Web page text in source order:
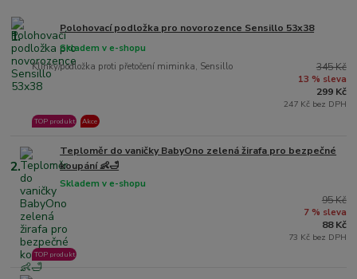
1. Polohovací podložka pro novorozence Sensillo 53x38
Klínky/podložka proti přetočení miminka, Sensillo
Skladem v e-shopu
TOP produkt Akce
345 Kč
13 % sleva
299 Kč
247 Kč bez DPH
2.
Teploměr do vaničky BabyOno zelená žirafa pro bezpečné
koupání 👶🛁
Skladem v e-shopu
TOP produkt
95 Kč
7 % sleva
88 Kč
73 Kč bez DPH